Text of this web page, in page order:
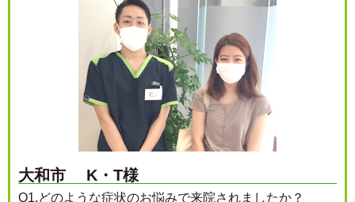
大和市 K・T様
Q1.どのような症状のお悩みで来院されましたか？